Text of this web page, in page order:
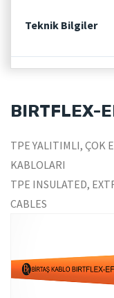
BIRTFLEX-
TPE YALITIMLI, ÇOK
KABLOLARI
TPE INSULATED,
CABLES
Teknik Bilgiler